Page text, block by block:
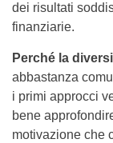
dei risultati
finanziarie.
Perché la
abbastanza
i primi approcci
bene
motivazione che